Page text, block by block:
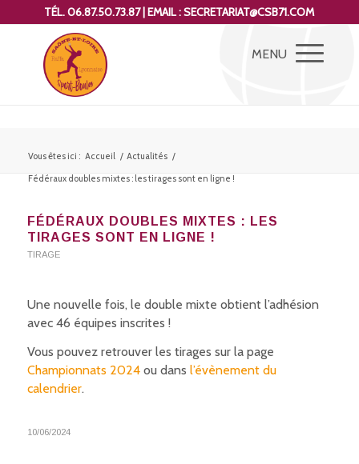
TÉL. 06.87.50.73.87 | EMAIL : SECRETARIAT@CSB71.COM
Vous êtes ici : Accueil / Actualités /
Fédéraux doubles mixtes : les tirages sont en ligne !
FÉDÉRAUX DOUBLES MIXTES : LES
TIRAGES SONT EN LIGNE !
TIRAGE
Une nouvelle fois, le double mixte obtient l’adhésion
avec 46 équipes inscrites !
Vous pouvez retrouver les tirages sur la page
Championnats 2024ou dans l’évènement du
calendrier.
10/06/2024